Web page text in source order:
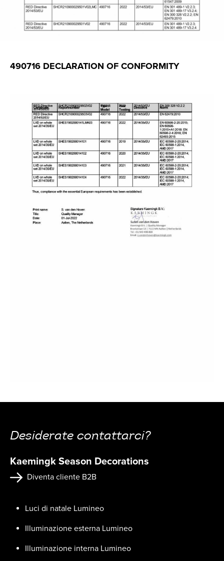
490716 DECLARATION OF CONFORMITY
Desiderate contattarci?
Kaemingk Season Decorations
Diventa cliente B2B
Luci di natale Lumineo
Illuminazione esterna Lumineo
Illuminazione interna Lumineo